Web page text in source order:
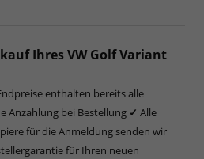
Ihres VW Golf Variant
enthalten bereits alle
Anzahlung bei Bestellung ✓ Alle
für die Anmeldung senden wir
für Ihren neuen